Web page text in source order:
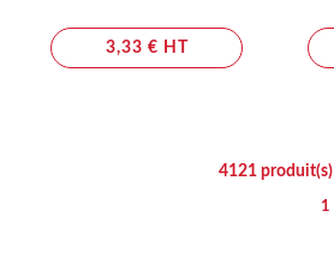
3,33 € HT
4121produit(s)
1